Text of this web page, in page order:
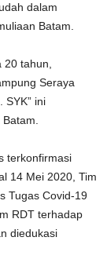
dalam
Batam.
tahun,
Seraya
SYK” ini
terkonfirmasi
14 Mei 2020, Tim
Tugas Covid-19
RDT terhadap
diedukasi